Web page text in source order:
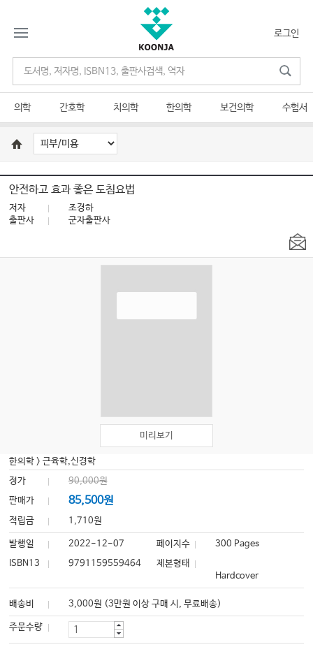
로그인
의학 간호학 치의학 한의학 보건의학 수험서
안전하고 효과 좋은 도침요법
저자
조경하
출판사
군자출판사
미리보기
한의학 >근육학,신경학
정가
90,000원
판매가
85,500원
적립금 1,710원
발행일 2022-12-07 페이지수
300 Pages
ISBN13
9791159559464
제본형태
Hardcover
배송비 3,000원 (3만원 이상 구매 시, 무료배송)
주문수량